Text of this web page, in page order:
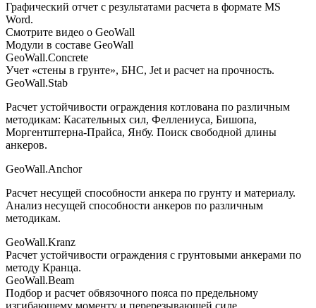
Графический отчет с результатами расчета в формате MS
Word.
Смотрите видео о GeoWall
Модули в составе GeoWall
GeoWall.Concrete
Учет «стены в грунте», БНС, Jet и расчет на прочность.
GeoWall.Stab
Расчет устойчивости ограждения котлована по различным
методикам: Касательных сил, Феллениуса, Бишопа,
Моргентштерна-Прайса, Янбу. Поиск свободной длины
анкеров.
GeoWall.Anchor
Расчет несущей способности анкера по грунту и материалу.
Анализ несущей способности анкеров по различным
методикам.
GeoWall.Kranz
Расчет устойчивости ограждения с грунтовыми анкерами по
методу Кранца.
GeoWall.Beam
Подбор и расчет обвязочного пояса по предельному